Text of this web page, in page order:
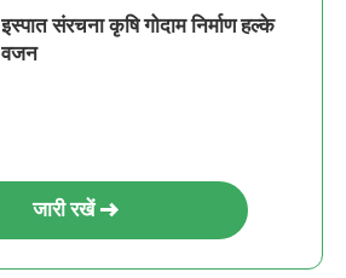
इस्पात संरचना कृषि गोदाम निर्माण हल्के
वजन
जारी रखें